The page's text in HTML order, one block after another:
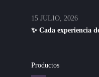
15 JULIO, 2026
✨ Cada experiencia
Productos